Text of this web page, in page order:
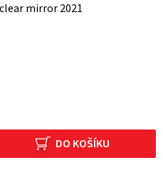
mirror 2021
DO KOŠÍKU